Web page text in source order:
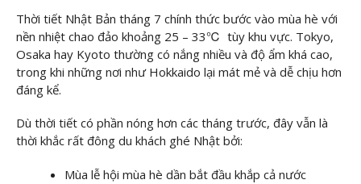
Thời tiết Nhật Bản tháng 7 chính thức bước vào mùa hè với
nền nhiệt chao đảo khoảng 25 – 33℃ tùy khu vực. Tokyo,
Osaka hay Kyoto thường có nắng nhiều và độ ẩm khá cao,
trong khi những nơi như Hokkaido lại mát mẻ và dễ chịu hơn
đáng kể.
Dù thời tiết có phần nóng hơn các tháng trước, đây vẫn là
thời khắc rất đông du khách ghé Nhật bởi:
Mùa lễ hội mùa hè dần bắt đầu khắp cả nước